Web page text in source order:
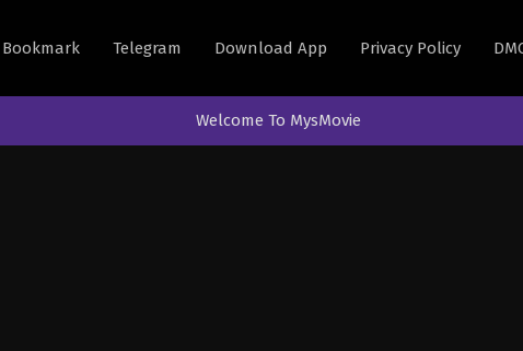
Bookmark Telegram Download App Privacy Policy
Welcome To MysMovie